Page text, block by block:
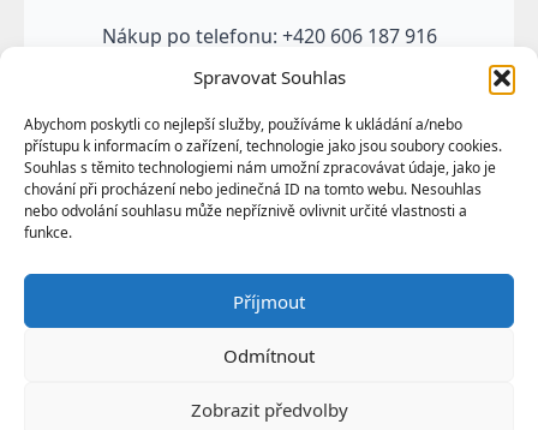
Spravovat Souhlas
Abychom poskytli co nejlepší služby, používáme k ukládání a/nebo
přístupu k informacím o zařízení, technologie jako jsou soubory cookies.
Souhlas s těmito technologiemi nám umožní zpracovávat údaje, jako je
chování při procházení nebo jedinečná ID na tomto webu. Nesouhlas
nebo odvolání souhlasu může nepříznivě ovlivnit určité vlastnosti a
funkce.
Příjmout
Odmítnout
Zobrazit předvolby
Nákup po telefonu: +420 606 187 916
Veškeré údaje, zejména texty a fotografie uvedené na
těchto webových stránkách jsou výtvorem a
vlastnictvím společnosti TRUMF sanace s.r.o.
představují její know-how a jako takové požívají
upravujících duševní vlastnictví.